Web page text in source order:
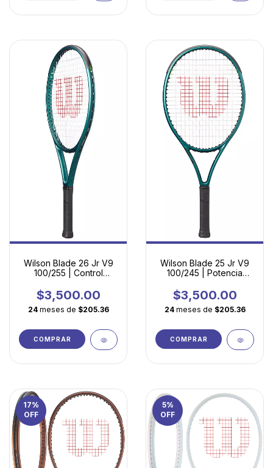
Wilson Blade 26 Jr V9
100/255 | Control
Jóvenes en Desarrollo
$3,500.00
24 meses de $205.36
COMPRAR
Wilson Blade 25 Jr V9
100/245 | Potencia
Jóvenes Talentos
$3,500.00
24 meses de $205.36
COMPRAR
17%
OFF
5%
OFF